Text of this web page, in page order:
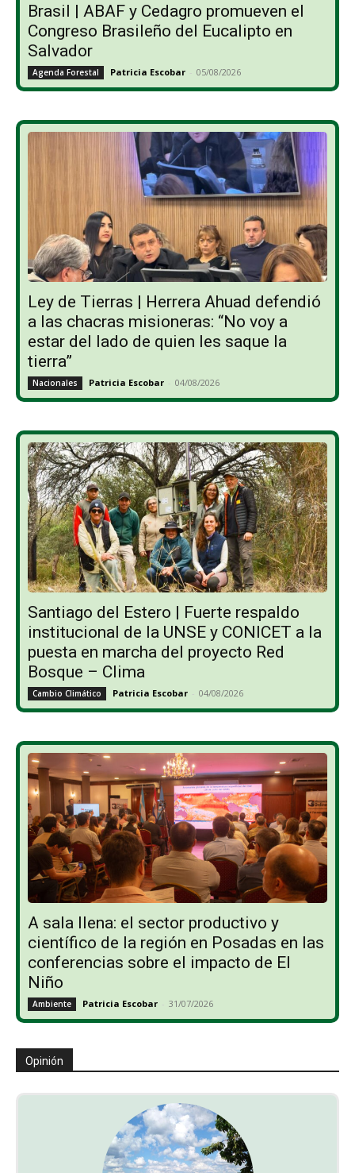
Brasil | ABAF y Cedagro promueven el
Congreso Brasileño del Eucalipto en
Salvador
Agenda Forestal Patricia Escobar - 05/08/2026
Ley de Tierras | Herrera Ahuad defendió
a las chacras misioneras: “No voy a
estar del lado de quien les saque la
tierra”
Nacionales Patricia Escobar - 04/08/2026
Santiago del Estero | Fuerte respaldo
institucional de la UNSE y CONICET a la
puesta en marcha del proyecto Red
Bosque – Clima
Cambio Climático Patricia Escobar - 04/08/2026
A sala llena: el sector productivo y
científico de la región en Posadas en las
conferencias sobre el impacto de El
Niño
Ambiente Patricia Escobar - 31/07/2026
Opinión